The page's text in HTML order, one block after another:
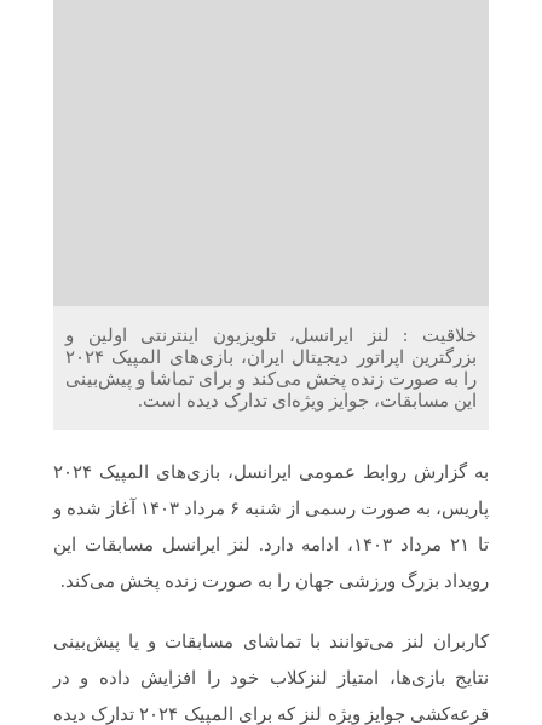
خلاقیت : لنز ایرانسل، تلویزیون اینترنتی اولین و
بزرگترین اپراتور دیجیتال ایران، بازی‌های المپیک ۲۰۲۴
را به صورت زنده پخش می‌کند و برای تماشا و پیش‌بینی
این مسابقات، جوایز ویژه‌ای تدارک دیده است.
به گزارش روابط عمومی ایرانسل، بازی‌های المپیک ۲۰۲۴
پاریس، به صورت رسمی از شنبه ۶ مرداد ۱۴۰۳ آغاز شده و
تا ۲۱ مرداد ۱۴۰۳، ادامه دارد. لنز ایرانسل مسابقات این
رویداد بزرگ ورزشی جهان را به صورت زنده پخش می‌کند.
کاربران لنز می‌توانند با تماشای مسابقات و یا پیش‌بینی
نتایج بازی‌ها، امتیاز لنزکلاب خود را افزایش داده و در
قرعه‌کشی جوایز ویژه لنز که برای المپیک ۲۰۲۴ تدارک دیده